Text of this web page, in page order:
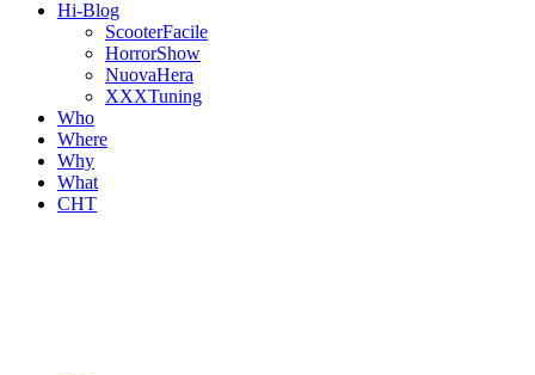
Hi-Blog
ScooterFacile
HorrorShow
NuovaHera
XXXTuning
Who
Where
Why
What
CHT